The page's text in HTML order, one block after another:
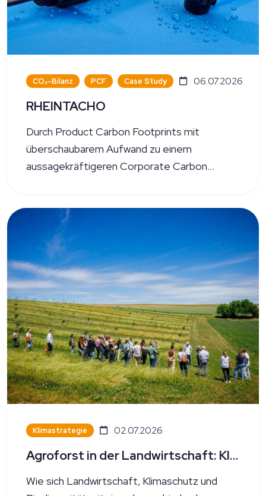
CO₂-Bilanz PCF Case Study 06.07.2026
RHEINTACHO
Durch Product Carbon Footprints mit
überschaubarem Aufwand zu einem
aussagekräftigeren Corporate Carbon
Klimastrategie 02.07.2026
Agroforst in der Landwirtschaft: Klimaschutz mit Wurzeln
Wie sich Landwirtschaft, Klimaschutz und